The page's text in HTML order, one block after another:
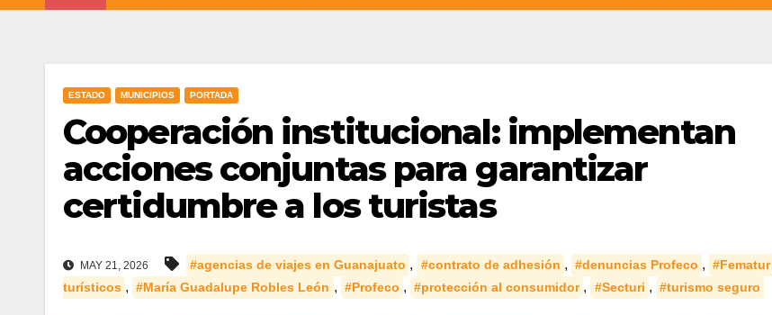
ESTADO MUNICIPIOS PORTADA
Cooperación institucional: implementan
acciones conjuntas para garantizar
certidumbre a los turistas
MAY 21, 2026 #agencias de viajes en Guanajuato , #contrato de adhesión , #denuncias Profeco , #Fematur
turísticos , #María Guadalupe Robles León , #Profeco , #protección al consumidor , #Secturi , #turismo seguro